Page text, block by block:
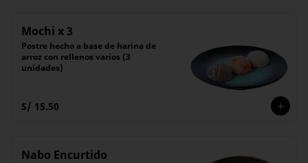
Mochi x 3
Postre hecho a base de harina de
arroz con rellenos varios (3
unidades)
S/ 15.50
Nabo Encurtido